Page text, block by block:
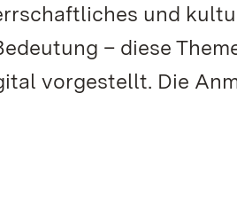
und
– diese
vorgestellt. Die